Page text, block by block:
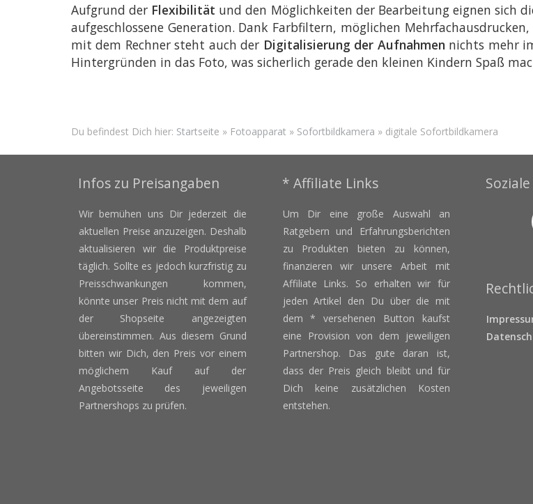
Aufgrund der Flexibilität und den Möglichkeiten der Bearbeitung eignen sich
aufgeschlossene Generation. Dank Farbfiltern, möglichen
mit dem Rechner steht auch der Digitalisierung der Aufnahmen nichts mehr
Hintergründen in das Foto, was sicherlich gerade den kleinen Kindern Spaß
Du befindest Dich hier: Startseite » Fotoapparat » Sofortbildkamera » digitale Sofortbildkamera
Infos zu Preisangaben
Wir bemühen uns Dir jederzeit die
aktuellen Preise anzuzeigen. Deshalb
aktualisieren wir die Produktpreise
täglich. Sollte es jedoch kurzfristig zu
Preisschwankungen kommen,
könnte unser Preis nicht mit dem auf
der Shopseite angezeigten
übereinstimmen. Aus diesem Grund
bitten wir Dich, den Preis vor einem
möglichem Kauf auf der
Angebotsseite des jeweiligen
Partnershops zu prüfen.
* Affiliate Links
Um Dir eine große Auswahl an
Ratgebern und Erfahrungsberichten
zu Produkten bieten zu können,
finanzieren wir unsere Arbeit mit
Affiliate Links. So erhalten wir für
jeden Artikel den Du über die mit
dem * versehenen Button kaufst
eine Provision von dem jeweiligen
Partnershop. Das gute daran ist,
dass der Preis gleich bleibt und für
Dich keine zusätzlichen Kosten
entstehen.